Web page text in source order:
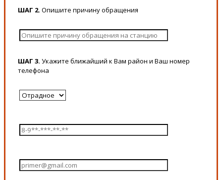
ШАГ 2. Опишите причину обращения
ШАГ 3. Укажите ближайший к Вам район и Ваш номер
телефона